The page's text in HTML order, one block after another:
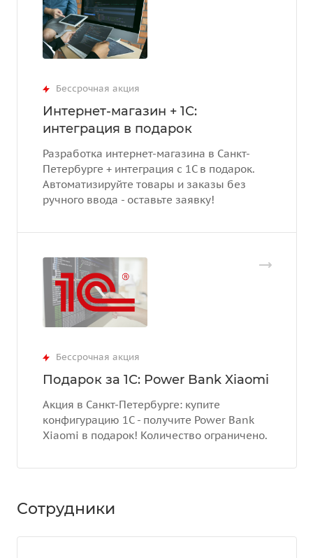
Бессрочная акция
Интернет-магазин + 1С:
интеграция в подарок
Разработка интернет-магазина в Санкт-
Петербурге + интеграция с 1С в подарок.
Автоматизируйте товары и заказы без
ручного ввода - оставьте заявку!
Бессрочная акция
Подарок за 1С: Power Bank Xiaomi
Акция в Санкт-Петербурге: купите
конфигурацию 1С - получите Power Bank
Xiaomi в подарок! Количество ограничено.
Сотрудники